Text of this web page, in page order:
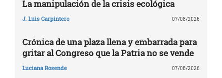
La manipulación de la crisis ecológica
J. Luis Carpintero 07/08/2026
Crónica de una plaza llena y embarrada para
gritar al Congreso que la Patria no se vende
Luciana Rosende 07/08/2026